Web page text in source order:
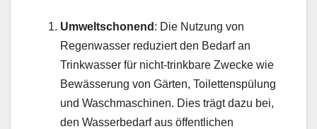
Umweltschonend : Die Nutzung von
Regenwasser reduziert den Bedarf an
Trinkwasser für nicht-trinkbare Zwecke wie
Bewässerung von Gärten, Toilettenspülung
und Waschmaschinen. Dies trägt dazu bei,
den Wasserbedarf aus öffentlichen